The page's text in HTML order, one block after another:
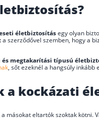
életbiztosításegy olyan
szerződővel szemben, hogy a
és megtakarítási típusú
, sőt ezeknél a hangsúly inkább
a kockázati
másokat eltartók szoktak kötni.